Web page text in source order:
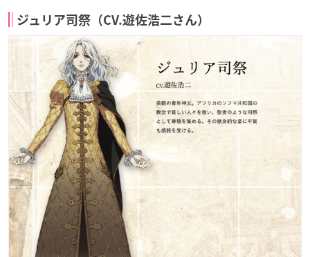
ジュリア司祭（CV.遊佐浩二さん）